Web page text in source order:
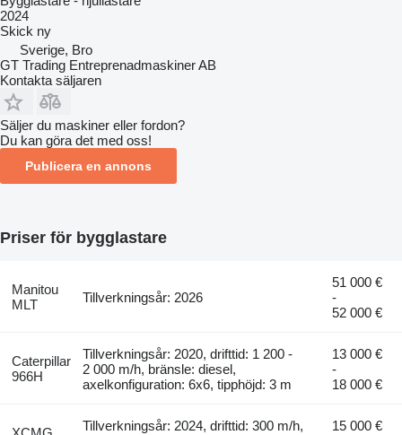
2024
Skick ny
Sverige, Bro
GT Trading Entreprenadmaskiner AB
Kontakta säljaren
Säljer du maskiner eller fordon?
Du kan göra det med oss!
Publicera en annons
Priser för bygglastare
Manitou
MLT
Tillverkningsår: 2026
51 000 €
-
52 000 €
Caterpillar
966H
Tillverkningsår: 2020, drifttid: 1 200 -
2 000 m/h, bränsle: diesel,
axelkonfiguration: 6x6, tipphöjd: 3 m
13 000 €
-
18 000 €
Tillverkningsår: 2024, drifttid: 300 m/h,
15 000 €